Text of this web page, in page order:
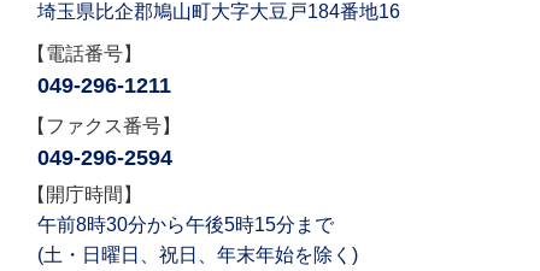
埼玉県比企郡鳩山町大字大豆戸184番地16
【電話番号】
049-296-1211
【ファクス番号】
049-296-2594
【開庁時間】
午前8時30分から午後5時15分まで
(土・日曜日、祝日、年末年始を除く)